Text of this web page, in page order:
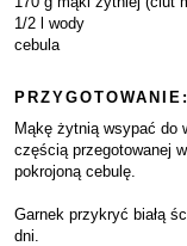
1/2 l wody
cebula
PRZYGOTOWANIE:
Mąkę żytnią wsypać do
częścią przegotowanej
pokrojoną cebulę.
Garnek przykryć białą
dni.